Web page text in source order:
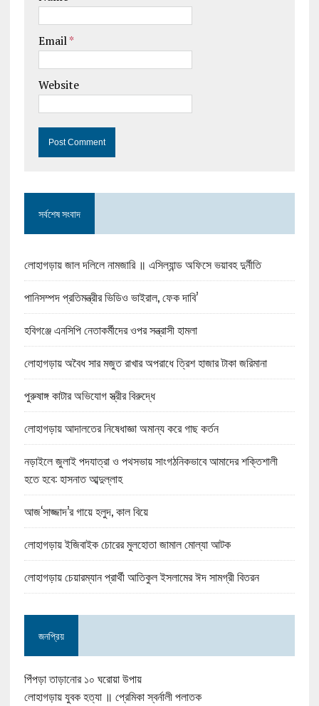
Email*
Website
সর্বশেষ সংবাদ
লোহাগড়ায় জাল দলিলে নামজারি ॥ এসিল্যান্ড অফিসে ভয়াবহ দুর্নীতি
পানিসম্পদ প্রতিমন্ত্রীর ভিডিও ভাইরাল, ফেক দাবি’
হবিগঞ্জে এনসিপি নেতাকর্মীদের ওপর সন্ত্রাসী হামলা
লোহাগড়ায় অবৈধ সার মজুত রাখার অপরাধে ত্রিশ হাজার টাকা জরিমানা
পুরুষাঙ্গ কাটার অভিযোগ স্ত্রীর বিরুদ্ধে
লোহাগড়ায় আদালতের নিষেধাজ্ঞা অমান্য করে গাছ কর্তন
নড়াইলে জুলাই পদযাত্রা ও পথসভায় সাংগঠনিকভাবে আমাদের শক্তিশালী
হতে হবে: হাসনাত আব্দুল্লাহ
আজ‘সাজ্জাদ’র গায়ে হলুদ, কাল বিয়ে
লোহাগড়ায় ইজিবাইক চোরের মুলহোতা জামাল মোল্যা আটক
লোহাগড়ায় চেয়ারম্যান প্রার্থী আতিকুল ইসলামের ঈদ সামগ্রী বিতরন
জনপ্রিয়
পিঁপড়া তাড়ানোর ১০ ঘরোয়া উপায়
লোহাগড়ায় যুবক হত্যা ॥ প্রেমিকা স্বর্নালী পলাতক